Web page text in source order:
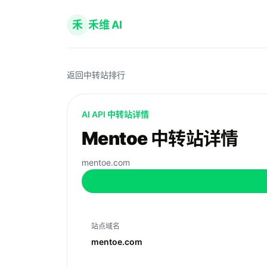
禾 禾维 AI
返回中转站排行
AI API 中转站详情
Mentoe 中转站详情
mentoe.com
站点域名
mentoe.com